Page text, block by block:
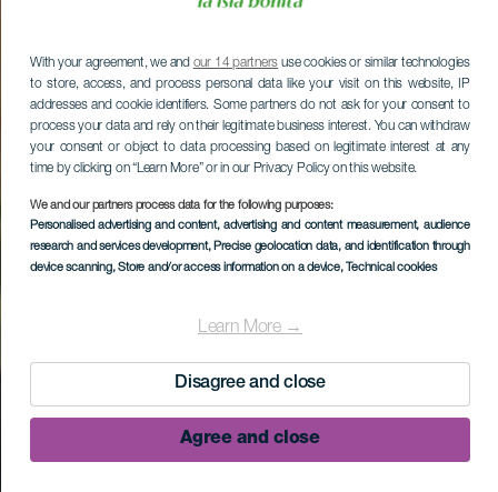
With your agreement, we and our 14 partners use cookies or similar technologies
to store, access, and process personal data like your visit on this website, IP
addresses and cookie identifiers. Some partners do not ask for your consent to
process your data and rely on their legitimate business interest. You can withdraw
your consent or object to data processing based on legitimate interest at any
time by clicking on “Learn More” or in our Privacy Policy on this website.
We and our partners process data for the following purposes:
Personalised advertising and content, advertising and content measurement, audience
research and services development, Precise geolocation data, and identification through
device scanning, Store and/or access information on a device, Technical cookies
Learn More →
Disagree and close
Agree and close